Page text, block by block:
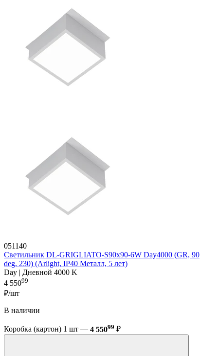
051140
Светильник DL-GRIGLIATO-S90x90-6W Day4000 (GR, 90
deg, 230) (Arlight, IP40 Металл, 5 лет)
Day | Дневной 4000 K
4 55099
₽/шт
В наличии
Коробка (картон) 1 шт — 4 55099 ₽